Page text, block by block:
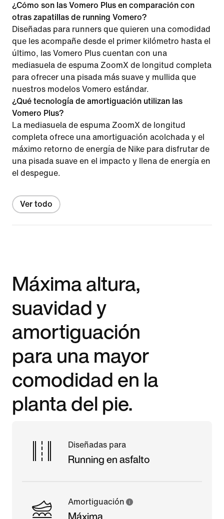
¿Cómo son las Vomero Plus en comparación con
otras zapatillas de running Vomero?
Diseñadas para runners que quieren una comodidad
que les acompañe desde el primer kilómetro hasta el
último, las Vomero Plus cuentan con una
mediasuela de espuma ZoomX de longitud completa
para ofrecer una pisada más suave y mullida que
nuestros modelos Vomero estándar.
¿Qué tecnología de amortiguación utilizan las
Vomero Plus?
La mediasuela de espuma ZoomX de longitud
completa ofrece una amortiguación acolchada y el
máximo retorno de energía de Nike para disfrutar de
una pisada suave en el impacto y llena de energía en
el despegue.
Ver todo
Máxima altura,
suavidad y
amortiguación
para una mayor
comodidad en la
planta del pie.
Diseñadas para
Running en asfalto
Amortiguación
Máxima